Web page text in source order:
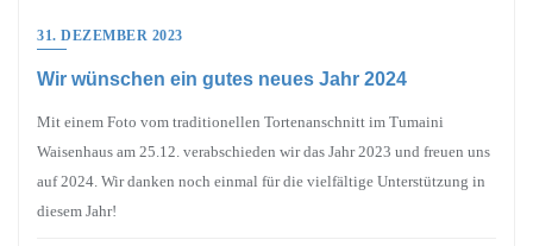
31. DEZEMBER 2023
Wir wünschen ein gutes neues Jahr 2024
Mit einem Foto vom traditionellen Tortenanschnitt im Tumaini
Waisenhaus am 25.12. verabschieden wir das Jahr 2023 und freuen uns
auf 2024. Wir danken noch einmal für die vielfältige Unterstützung in
diesem Jahr!